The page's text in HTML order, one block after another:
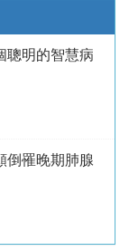
明的智慧病
罹晚期肺腺